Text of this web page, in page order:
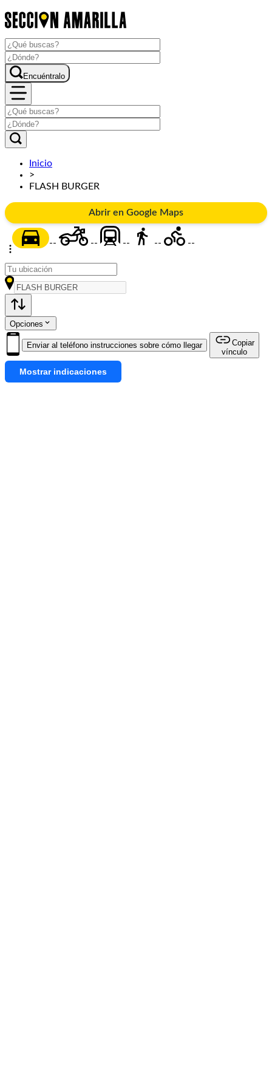
Encuéntralo
Inicio
>
FLASH BURGER
Abrir en Google Maps
-- -- -- -- --
Opciones
Enviar al teléfono instrucciones sobre cómo llegar
Copiar
vínculo
Mostrar indicaciones